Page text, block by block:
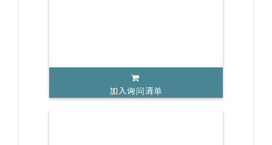
加入询问清单